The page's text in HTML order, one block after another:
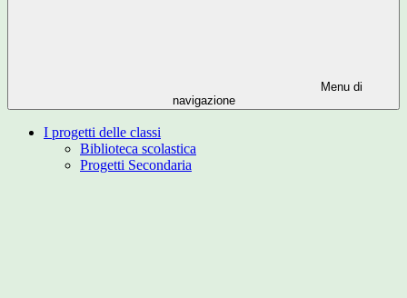
Menu di
navigazione
I progetti delle classi
Biblioteca scolastica
Progetti Secondaria